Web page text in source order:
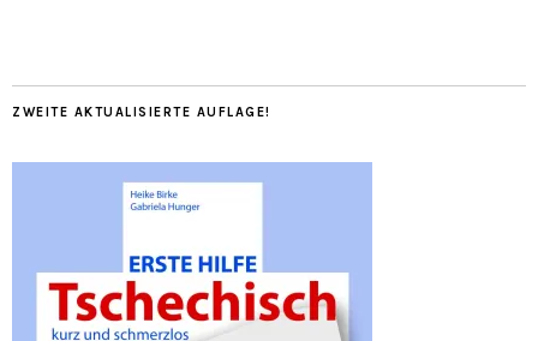
ZWEITE AKTUALISIERTE AUFLAGE!